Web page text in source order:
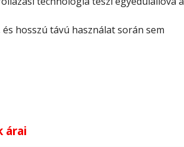
hosszú távú használat során sem
árai